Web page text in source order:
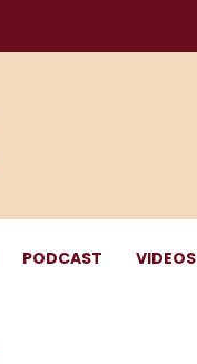
PODCAST VIDEOS